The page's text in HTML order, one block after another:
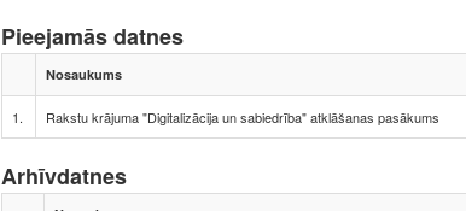
Pieejamās datnes
Nosaukums
1. Rakstu krājuma "Digitalizācija un sabiedrība" atklāšanas pasākums
Arhīvdatnes